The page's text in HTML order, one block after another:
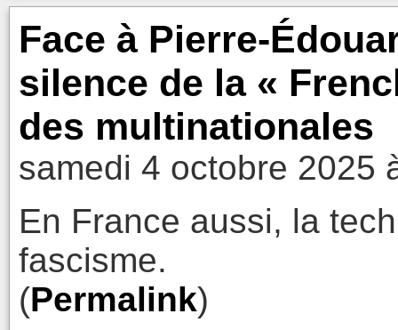
Face à Pierre-
silence de la «
des multinationales
samedi 4 octobre 2025
En France aussi, la
fascisme.
(Permalink)